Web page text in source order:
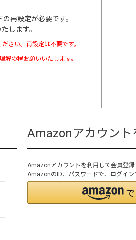
再設定が必要です。
します。
さい。再設定は不要です。
の程お願いいたします。
Amazonアカウント
Amazonアカウントを利用して会員登録
AmazonのID、パスワードで、ログイン